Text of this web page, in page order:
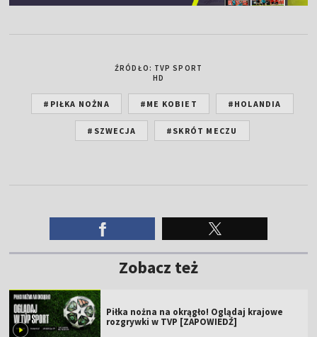
ŹRÓDŁO: TVP SPORT
HD
#PIŁKA NOŻNA #ME KOBIET #HOLANDIA
#SZWECJA #SKRÓT MECZU
Zobacz też
Piłka nożna na okrągło! Oglądaj krajowe
rozgrywki w TVP [ZAPOWIEDŹ]